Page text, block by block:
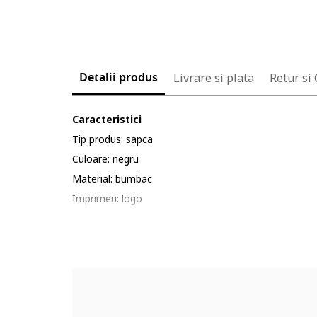
Detalii produs Livrare si plata Retur si
Caracteristici
Tip produs: sapca
Culoare: negru
Material: bumbac
Imprimeu: logo